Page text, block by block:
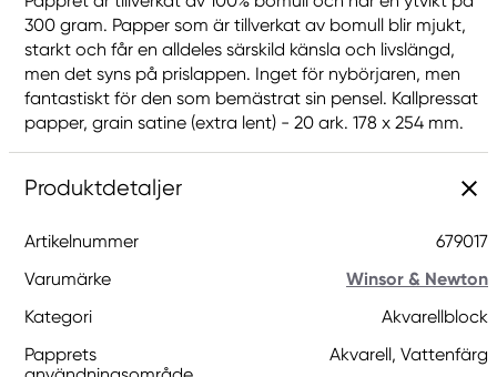
300 gram. Papper som är tillverkat av bomull blir mjukt,
starkt och får en alldeles särskild känsla och livslängd,
men det syns på prislappen. Inget för nybörjaren, men
fantastiskt för den som bemästrat sin pensel. Kallpressat
papper, grain satine (extra lent) - 20 ark. 178 x 254 mm.
Produktdetaljer
Artikelnummer
679017
Varumärke
Winsor & Newton
Kategori
Akvarellblock
Papprets
Akvarell, Vattenfärg